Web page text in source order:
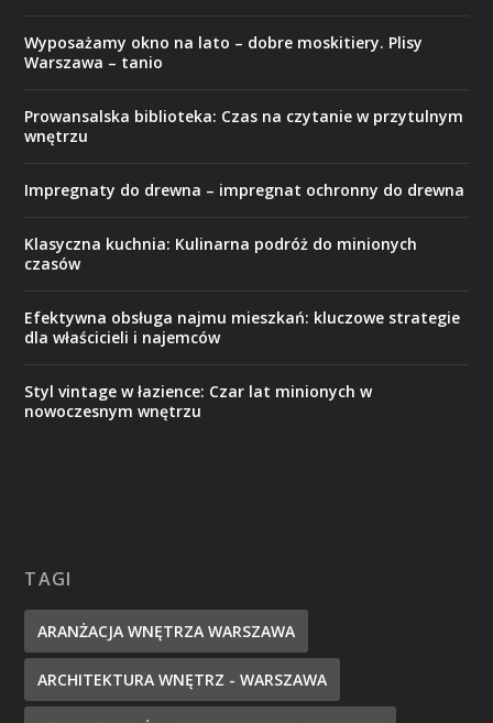
Wyposażamy okno na lato – dobre moskitiery. Plisy
Warszawa – tanio
Prowansalska biblioteka: Czas na czytanie w przytulnym
wnętrzu
Impregnaty do drewna – impregnat ochronny do drewna
Klasyczna kuchnia: Kulinarna podróż do minionych
czasów
Efektywna obsługa najmu mieszkań: kluczowe strategie
dla właścicieli i najemców
Styl vintage w łazience: Czar lat minionych w
nowoczesnym wnętrzu
TAGI
ARANŻACJA WNĘTRZA WARSZAWA
ARCHITEKTURA WNĘTRZ - WARSZAWA